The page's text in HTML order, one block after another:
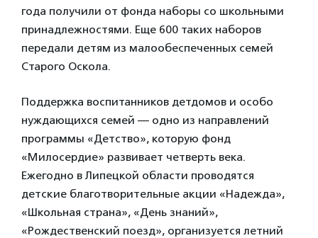
года получили от фонда наборы со школьными
принадлежностями. Еще 600 таких наборов
передали детям из малообеспеченных семей
Старого Оскола.
Поддержка воспитанников детдомов и особо
нуждающихся семей — одно из направлений
программы «Детство», которую фонд
«Милосердие» развивает четверть века.
Ежегодно в Липецкой области проводятся
детские благотворительные акции «Надежда»,
«Школьная страна», «День знаний»,
«Рождественский поезд», организуется летний